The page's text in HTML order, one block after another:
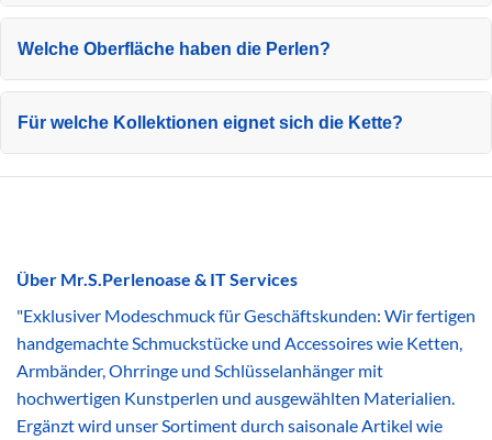
Welche Oberfläche haben die Perlen?
Für welche Kollektionen eignet sich die Kette?
Über Mr.S.Perlenoase & IT Services
"Exklusiver Modeschmuck für Geschäftskunden: Wir fertigen
handgemachte Schmuckstücke und Accessoires wie Ketten,
Armbänder, Ohrringe und Schlüsselanhänger mit
hochwertigen Kunstperlen und ausgewählten Materialien.
Ergänzt wird unser Sortiment durch saisonale Artikel wie